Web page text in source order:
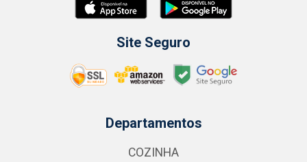
Site Seguro
Departamentos
COZINHA